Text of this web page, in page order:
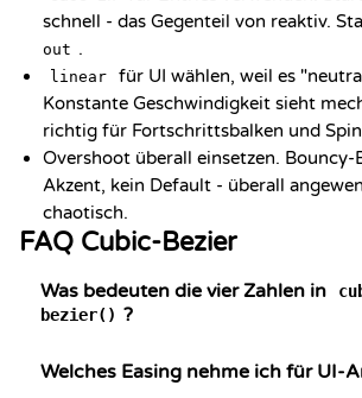
schnell - das Gegenteil von reaktiv.
out .
linear
für UI wählen, weil es
Konstante Geschwindigkeit sieht
richtig für Fortschrittsbalken und
Overshoot überall einsetzen. Bouncy-
Akzent, kein Default - überall
chaotisch.
FAQ Cubic-Bezier
Was bedeuten die vier Zahlen in
bezier() ?
Welches Easing nehme ich für UI-